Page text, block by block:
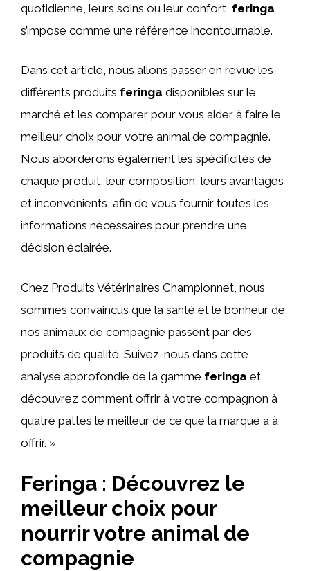
quotidienne, leurs soins ou leur confort, feringa
s’impose comme une référence incontournable.
Dans cet article, nous allons passer en revue les
différents produits feringa disponibles sur le
marché et les comparer pour vous aider à faire le
meilleur choix pour votre animal de compagnie.
Nous aborderons également les spécificités de
chaque produit, leur composition, leurs avantages
et inconvénients, afin de vous fournir toutes les
informations nécessaires pour prendre une
décision éclairée.
Chez Produits Vétérinaires Championnet, nous
sommes convaincus que la santé et le bonheur de
nos animaux de compagnie passent par des
produits de qualité. Suivez-nous dans cette
analyse approfondie de la gamme feringa et
découvrez comment offrir à votre compagnon à
quatre pattes le meilleur de ce que la marque a à
offrir. »
Feringa : Découvrez le
meilleur choix pour
nourrir votre animal de
compagnie